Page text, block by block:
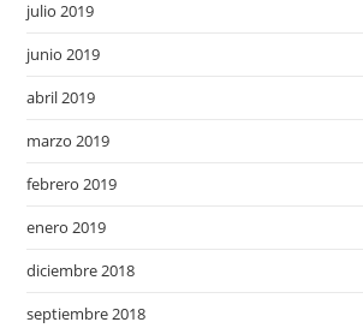
julio 2019
junio 2019
abril 2019
marzo 2019
febrero 2019
enero 2019
diciembre 2018
septiembre 2018